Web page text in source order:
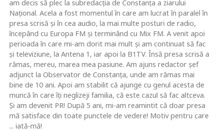
am decis să plec la subredacţia de Constanţa a ziarului
Naţional. Acela a fost momentul în care am lucrat în paralel în
presa scrisă şi în cea audio, la mai multe posturi de radio,
începând cu Europa FM şi terminând cu Mix FM. A venit apoi
perioada în care mi-am dorit mai mult şi am continuat să fac
şi televiziune, la Antena 1, iar apoi la B1TV. Însă presa scrisă a
rămas, mereu, marea mea pasiune. Am ajuns redactor şef
adjunct la Observator de Constanţa, unde am rămas mai
bine de 10 ani. Apoi am stabilit că ajunge cu genul acesta de
muncă în care îţi neglizeji familia, că este cazul să fac altceva.
Şi am devenit PR! După 5 ani, mi-am reamintit că doar presa
mă satisface din toate punctele de vedere! Motiv pentru care
... iată-mă!